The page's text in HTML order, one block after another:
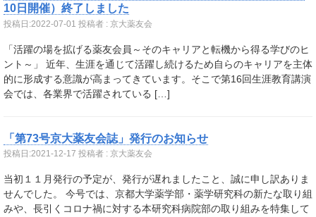
10日開催）終了しました
投稿日:2022-07-01 投稿者 : 京大薬友会
「活躍の場を拡げる薬友会員～そのキャリアと転機から得る学びのヒ
ント～」 近年、生涯を通じて活躍し続けるため自らのキャリアを主体
的に形成する意識が高まってきています。そこで第16回生涯教育講演
会では、各業界で活躍されている […]
「第73号京大薬友会誌」発行のお知らせ
投稿日:2021-12-17 投稿者 : 京大薬友会
当初１１月発行の予定が、発行が遅れましたこと、誠に申し訳ありま
せんでした。 今号では、京都大学薬学部・薬学研究科の新たな取り組
みや、長引くコロナ禍に対する本研究科病院部の取り組みを特集して